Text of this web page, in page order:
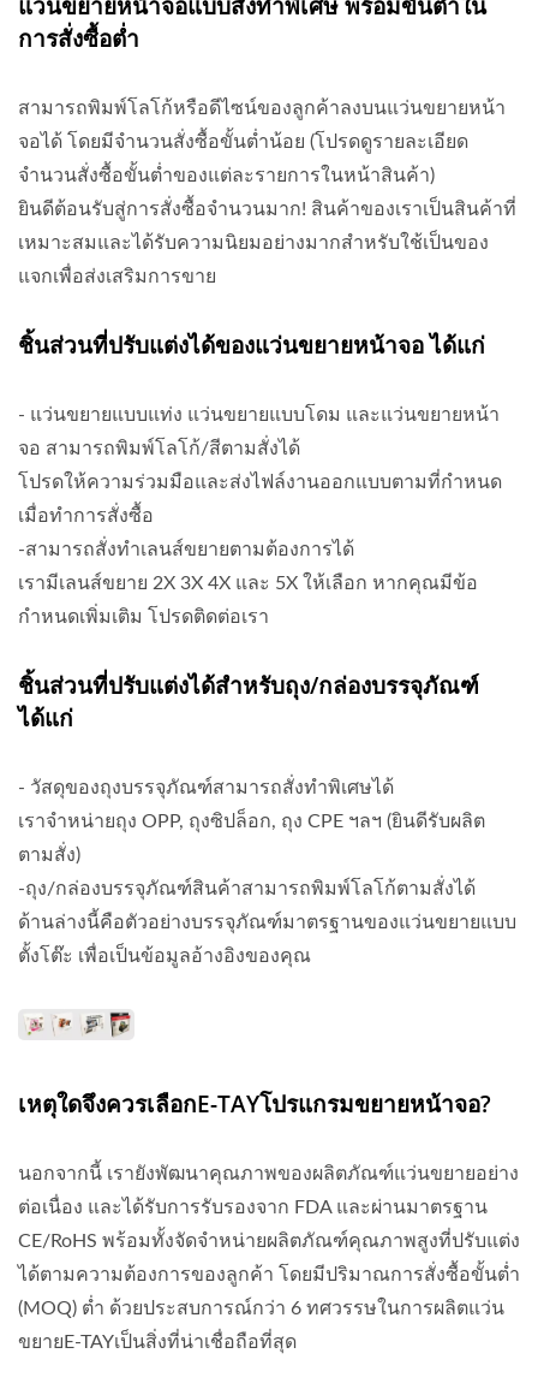
การสั่งซื้อต่ำ
สามารถพิมพ์โลโก้หรือดีไซน์ของลูกค้าลงบนแว่นขยายหน้า
จอได้ โดยมีจำนวนสั่งซื้อขั้นต่ำน้อย (โปรดดูรายละเอียด
จำนวนสั่งซื้อขั้นต่ำของแต่ละรายการในหน้าสินค้า)
ยินดีต้อนรับสู่การสั่งซื้อจำนวนมาก! สินค้าของเราเป็นสินค้าที่
เหมาะสมและได้รับความนิยมอย่างมากสำหรับใช้เป็นของ
แจกเพื่อส่งเสริมการขาย
ชิ้นส่วนที่ปรับแต่งได้ของแว่นขยายหน้าจอ ได้แก่
- แว่นขยายแบบแท่ง แว่นขยายแบบโดม และแว่นขยายหน้า
จอ สามารถพิมพ์โลโก้/สีตามสั่งได้
โปรดให้ความร่วมมือและส่งไฟล์งานออกแบบตามที่กำหนด
เมื่อทำการสั่งซื้อ
-สามารถสั่งทำเลนส์ขยายตามต้องการได้
เรามีเลนส์ขยาย 2X 3X 4X และ 5X ให้เลือก หากคุณมีข้อ
กำหนดเพิ่มเติม โปรดติดต่อเรา
ชิ้นส่วนที่ปรับแต่งได้สำหรับถุง/กล่องบรรจุภัณฑ์
ได้แก่
- วัสดุของถุงบรรจุภัณฑ์สามารถสั่งทำพิเศษได้
เราจำหน่ายถุง OPP, ถุงซิปล็อก, ถุง CPE ฯลฯ (ยินดีรับผลิต
ตามสั่ง)
-ถุง/กล่องบรรจุภัณฑ์สินค้าสามารถพิมพ์โลโก้ตามสั่งได้
ด้านล่างนี้คือตัวอย่างบรรจุภัณฑ์มาตรฐานของแว่นขยายแบบ
ตั้งโต๊ะ เพื่อเป็นข้อมูลอ้างอิงของคุณ
เหตุใดจึงควรเลือกE-TAYโปรแกรมขยายหน้าจอ?
นอกจากนี้ เรายังพัฒนาคุณภาพของผลิตภัณฑ์แว่นขยายอย่าง
ต่อเนื่อง และได้รับการรับรองจาก FDA และผ่านมาตรฐาน
CE/RoHS พร้อมทั้งจัดจำหน่ายผลิตภัณฑ์คุณภาพสูงที่ปรับแต่ง
ได้ตามความต้องการของลูกค้า โดยมีปริมาณการสั่งซื้อขั้นต่ำ
(MOQ) ต่ำ ด้วยประสบการณ์กว่า 6 ทศวรรษในการผลิตแว่น
ขยายE-TAYเป็นสิ่งที่น่าเชื่อถือที่สุด